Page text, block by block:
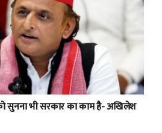
सुनना भी सरकार का काम है- अखिलेश